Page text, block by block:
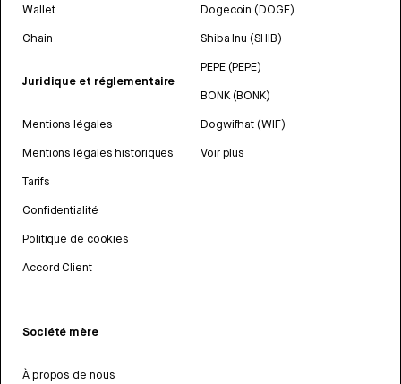
Wallet
Chain
Juridique et réglementaire
Mentions légales
Mentions légales historiques
Tarifs
Confidentialité
Politique de cookies
Accord Client
Dogecoin (DOGE)
Shiba Inu (SHIB)
PEPE (PEPE)
BONK (BONK)
Dogwifhat (WIF)
Voir plus
Société mère
À propos de nous